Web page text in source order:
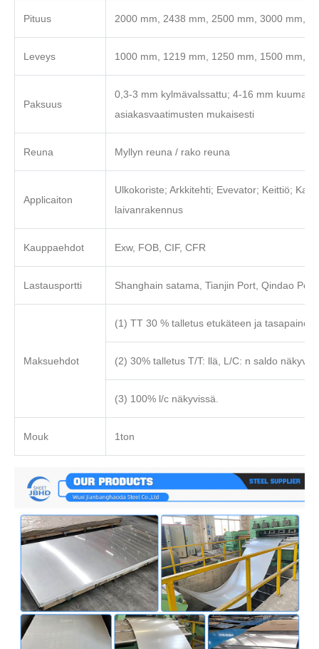
Pituus 2000 mm, 2438 mm, 2500 mm, 3000 mm,
Leveys 1000 mm, 1219 mm, 1250 mm, 1500 mm,
Paksuus
0,3-3 mm kylmävalssattu; 4-16 mm kuuma
asiakasvaatimusten mukaisesti
Reuna Myllyn reuna / rako reuna
Applicaiton
Ulkokoriste; Arkkitehti; Evevator; Keittiö;
laivanrakennus
Kauppaehdot Exw, FOB, CIF, CFR
Lastausportti Shanghain satama, Tianjin Port, Qindao Port
Maksuehdot
(1) TT 30 % talletus etukäteen ja tasapaino
(2) 30% talletus T/T: llä, L/C: n saldo
(3) 100% l/c näkyvissä.
Mouk 1ton